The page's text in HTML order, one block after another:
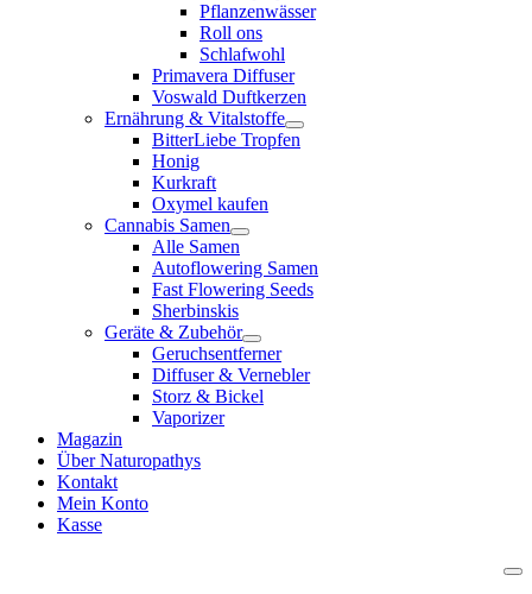
Pflanzenwässer
Roll ons
Schlafwohl
Primavera Diffuser
Voswald Duftkerzen
Ernährung & Vitalstoffe
BitterLiebe Tropfen
Honig
Kurkraft
Oxymel kaufen
Cannabis Samen
Alle Samen
Autoflowering Samen
Fast Flowering Seeds
Sherbinskis
Geräte & Zubehör
Geruchsentferner
Diffuser & Vernebler
Storz & Bickel
Vaporizer
Magazin
Über Naturopathys
Kontakt
Mein Konto
Kasse